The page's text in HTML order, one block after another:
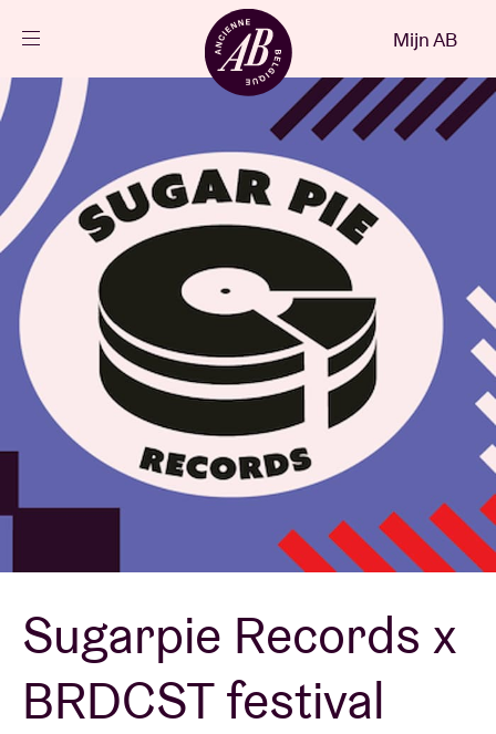
NL
Agenda
Projecten
Nieuws
Bezoekersinfo
AB ❤ you
Zaalhuur
BRDCST
ABtv
Mijn AB
Sugarpie Records x
BRDCST festival